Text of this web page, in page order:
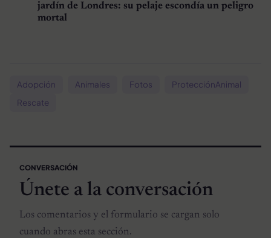
jardín de Londres: su pelaje escondía un peligro
mortal
Adopción Animales Fotos
ProtecciónAnimal
Rescate
CONVERSACIÓN
Únete a la conversación
Los comentarios y el formulario se cargan solo
cuando abras esta sección.